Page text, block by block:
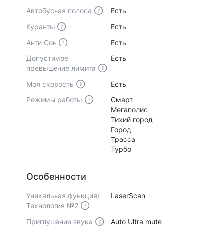
Автобусная полоса
Есть
Куранты
Есть
Анти Сон
Есть
Допустимое
превышение лимита
Есть
Моя скорость
Есть
Режимы работы
Смарт
Мегаполис
Тихий город
Город
Трасса
Турбо
Особенности
Уникальная функция/
Технология №2
LaserScan
Приглушение звука Auto Ultra mute